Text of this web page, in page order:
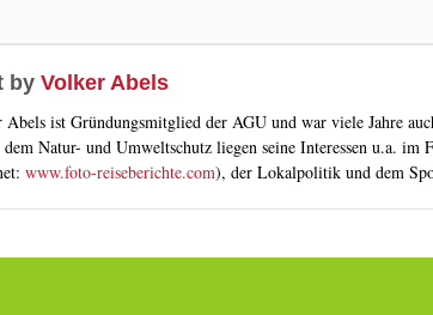
by Volker Abels
Abels ist Gründungsmitglied der AGU und war viele Jahre
dem Natur- und Umweltschutz liegen seine Interessen u.a. im
www.foto-reiseberichte.com), der Lokalpolitik und dem